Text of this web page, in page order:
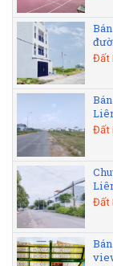
Đất
Đất
Đất